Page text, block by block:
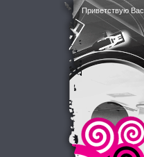
Приветствую Вас